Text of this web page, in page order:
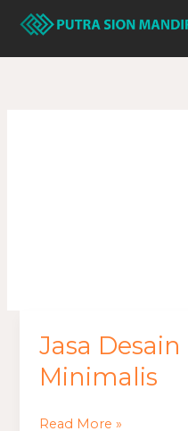
Lewati
konten
Jasa
Minimalis
Jasa
Desain
Rumah
Read More »